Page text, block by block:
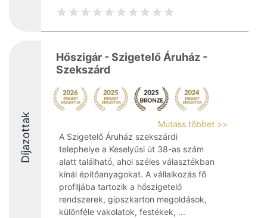
Díjazottak
Hőszigár - Szigetelő Áruház -
Szekszárd
Mutass többet >>
A Szigetelő Áruház szekszárdi
telephelye a Keselyűsi út 38-as szám
alatt található, ahol széles választékban
kínál építőanyagokat. A vállalkozás fő
profiljába tartozik a hőszigetelő
rendszerek, gipszkarton megoldások,
különféle vakolatok, festékek, ...